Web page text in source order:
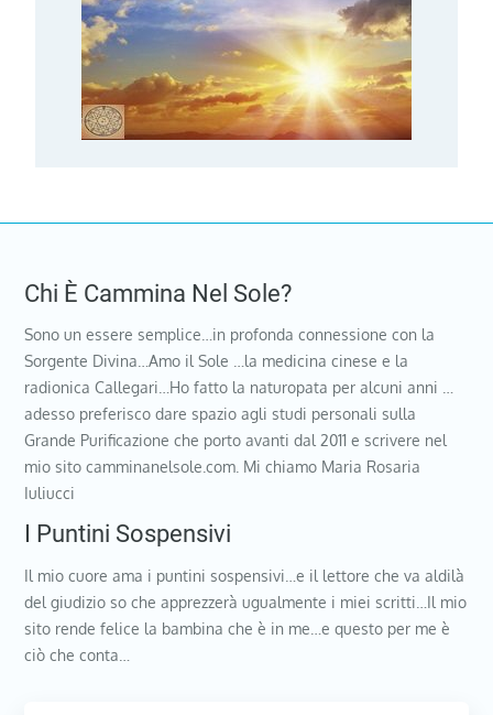
Chi È Cammina Nel Sole?
Sono un essere semplice…in profonda connessione con la
Sorgente Divina…Amo il Sole …la medicina cinese e la
radionica Callegari…Ho fatto la naturopata per alcuni anni …
adesso preferisco dare spazio agli studi personali sulla
Grande Purificazione che porto avanti dal 2011 e scrivere nel
mio sito camminanelsole.com. Mi chiamo Maria Rosaria
Iuliucci
I Puntini Sospensivi
Il mio cuore ama i puntini sospensivi…e il lettore che va aldilà
del giudizio so che apprezzerà ugualmente i miei scritti…Il mio
sito rende felice la bambina che è in me…e questo per me è
ciò che conta…